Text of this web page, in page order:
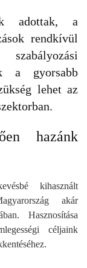
adottak, a
rendkívül
a gyorsabb
lehet az
hazánk
kihasznált
akár
Hasznosítása
céljaink